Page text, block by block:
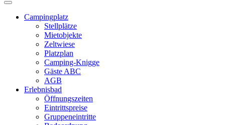
Campingplatz
Stellplätze
Mietobjekte
Zeltwiese
Platzplan
Camping-Knigge
Gäste ABC
AGB
Erlebnisbad
Öffnungszeiten
Eintrittspreise
Gruppeneintritte